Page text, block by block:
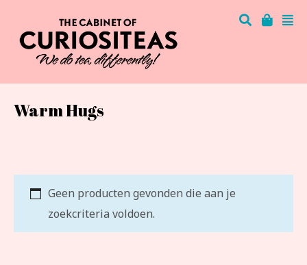
Warm Hugs
Geen producten gevonden die aan je
zoekcriteria voldoen.